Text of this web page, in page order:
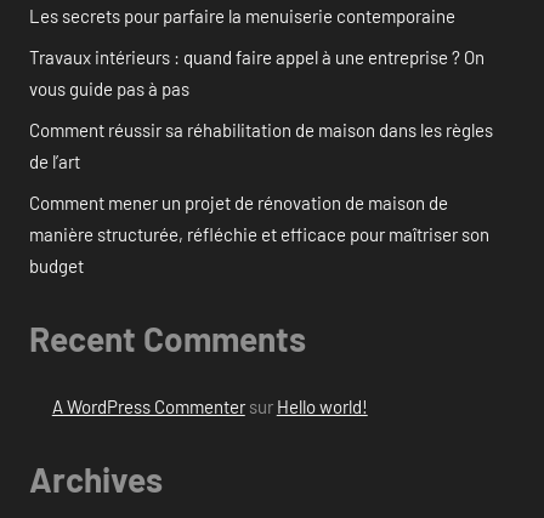
Les secrets pour parfaire la menuiserie contemporaine
Travaux intérieurs : quand faire appel à une entreprise ? On
vous guide pas à pas
Comment réussir sa réhabilitation de maison dans les règles
de l’art
Comment mener un projet de rénovation de maison de
manière structurée, réfléchie et efficace pour maîtriser son
budget
Recent Comments
A WordPress Commentersur Hello world!
Archives